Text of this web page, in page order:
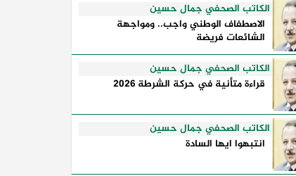
الكاتب الصحفي جمال حسين
الاصطفاف الوطني واجب.. ومواجهة
الشائعات فريضة
الكاتب الصحفي جمال حسين
قراءة متأنية في حركة الشرطة 2026
الكاتب الصحفي جمال حسين
انتبهوا ايها السادة